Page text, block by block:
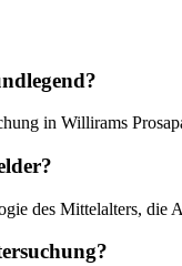
in Willirams
des Mittelalters,